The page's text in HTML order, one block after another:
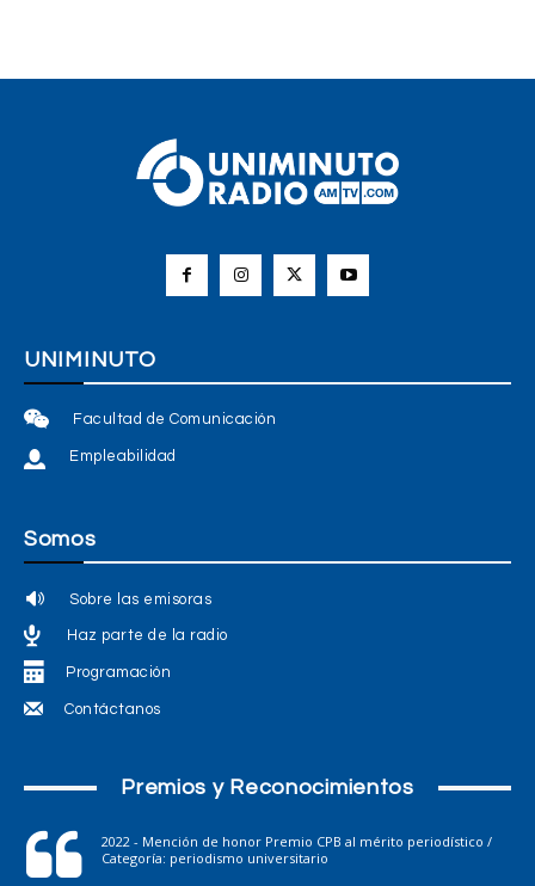
UNIMINUTO
Facultad de Comunicación
Empleabilidad
Somos
Sobre las emisoras
Haz parte de la radio
Programación
Contáctanos
Premios y Reconocimientos
2022 - Mención de honor Premio CPB al mérito periodístico /
Categoría: periodismo universitario